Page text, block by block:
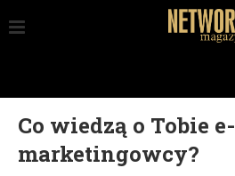
Co wiedzą o Tobie e-
marketingowcy?